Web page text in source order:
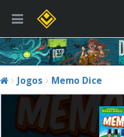
Jogos Memo Dice